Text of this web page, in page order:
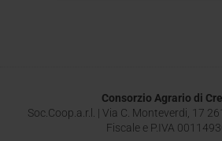
Consorzio Agrario di
Soc.Coop.a.r.l. | Via C. Monteverdi, 17
Fiscale e P.IVA